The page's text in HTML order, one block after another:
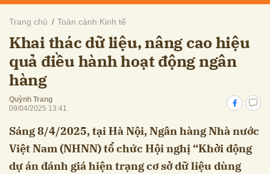
Trang chủ Toàn cảnh Kinh tế
Khai thác dữ liệu, nâng cao hiệu
quả điều hành hoạt động ngân
hàng
Quỳnh Trang
09/04/2025 13:41
Sáng 8/4/2025, tại Hà Nội, Ngân hàng Nhà nước
Việt Nam (NHNN) tổ chức Hội nghị “Khởi động
dự án đánh giá hiện trạng cơ sở dữ liệu dùng
Hủy